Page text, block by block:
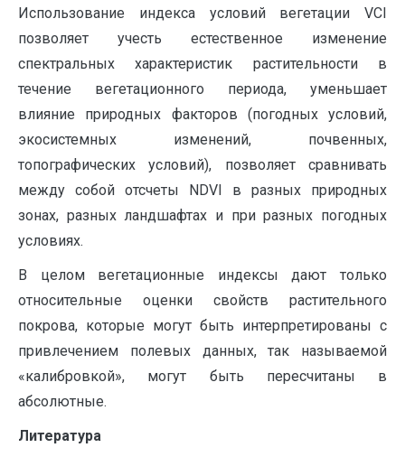
Использование индекса условий вегетации VCI
позволяет учесть естественное изменение
спектральных характеристик растительности в
течение вегетационного периода, уменьшает
влияние природных факторов (погодных условий,
экосистемных изменений, почвенных,
топографических условий), позволяет сравнивать
между собой отсчеты NDVI в разных природных
зонах, разных ландшафтах и при разных погодных
условиях.
В целом вегетационные индексы дают только
относительные оценки свойств растительного
покрова, которые могут быть интерпретированы с
привлечением полевых данных, так называемой
«калибровкой», могут быть пересчитаны в
абсолютные.
Литература